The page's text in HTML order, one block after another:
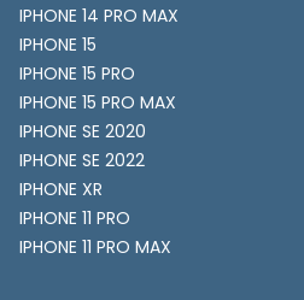
IPHONE 14 PRO MAX
IPHONE 15
IPHONE 15 PRO
IPHONE 15 PRO MAX
IPHONE SE 2020
IPHONE SE 2022
IPHONE XR
IPHONE 11 PRO
IPHONE 11 PRO MAX